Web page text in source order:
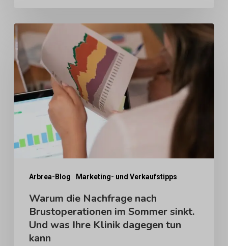
Arbrea-Blog Marketing- und Verkaufstipps
Warum
die
Nachfrage
nach
Brustoperationen
im
sinkt.
Klinik
dagegen
Warum die Nachfrage nach
Brustoperationen im Sommer sinkt.
Und was Ihre Klinik dagegen tun
kann